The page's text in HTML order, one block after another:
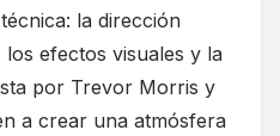
la dirección
efectos visuales y la
por Trevor Morris y
a crear una atmósfera